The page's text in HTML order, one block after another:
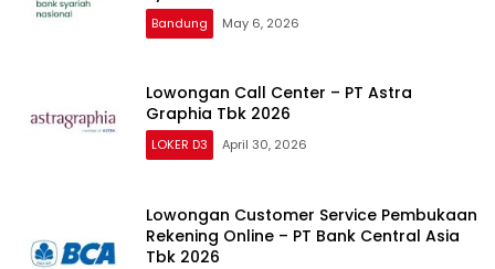
Bandung May 6, 2026
Lowongan Call Center – PT Astra
Graphia Tbk 2026
LOKER D3 April 30, 2026
Lowongan Customer Service Pembukaan
Rekening Online – PT Bank Central Asia
Tbk 2026